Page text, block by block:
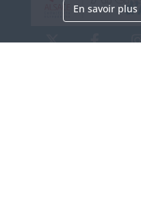
En savoir plus